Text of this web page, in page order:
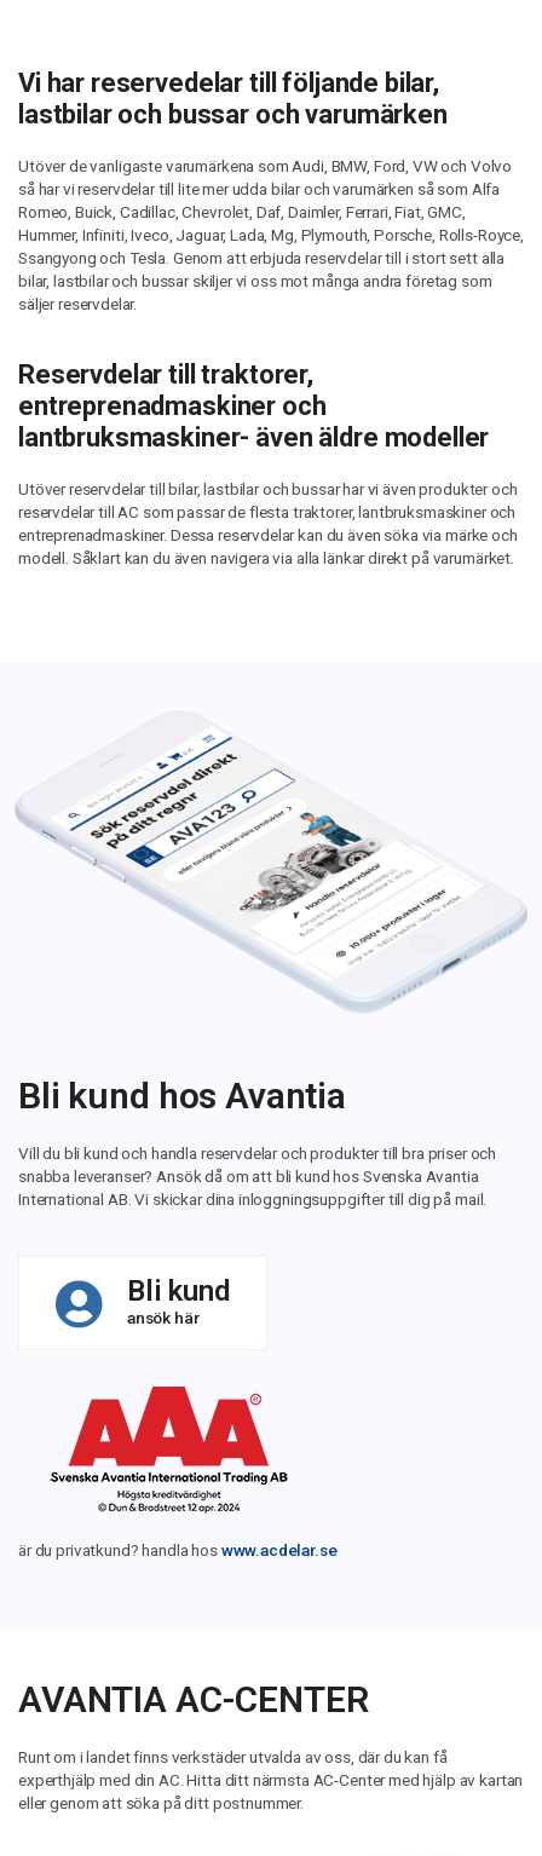
Vi har reservedelar till följande bilar,
lastbilar och bussar och varumärken
Utöver de vanligaste varumärkena som Audi, BMW, Ford, VW och Volvo
så har vi reservdelar till lite mer udda bilar och varumärken så som Alfa
Romeo, Buick, Cadillac, Chevrolet, Daf, Daimler, Ferrari, Fiat, GMC,
Hummer, Infiniti, Iveco, Jaguar, Lada, Mg, Plymouth, Porsche, Rolls-Royce,
Ssangyong och Tesla. Genom att erbjuda reservdelar till i stort sett alla
bilar, lastbilar och bussar skiljer vi oss mot många andra företag som
säljer reservdelar.
Reservdelar till traktorer,
entreprenadmaskiner och
lantbruksmaskiner- även äldre modeller
Utöver reservdelar till bilar, lastbilar och bussar har vi även produkter och
reservdelar till AC som passar de flesta traktorer, lantbruksmaskiner och
entreprenadmaskiner. Dessa reservdelar kan du även söka via märke och
modell. Såklart kan du även navigera via alla länkar direkt på varumärket.
Bli kund hos Avantia
Vill du bli kund och handla reservdelar och produkter till bra priser och
snabba leveranser? Ansök då om att bli kund hos Svenska Avantia
International AB. Vi skickar dina inloggningsuppgifter till dig på mail.
Bli kund
ansök här
är du privatkund? handla hoswww.acdelar.se
AVANTIA AC-CENTER
Runt om i landet finns verkstäder utvalda av oss, där du kan få
experthjälp med din AC. Hitta ditt närmsta AC-Center med hjälp av kartan
eller genom att söka på ditt postnummer.